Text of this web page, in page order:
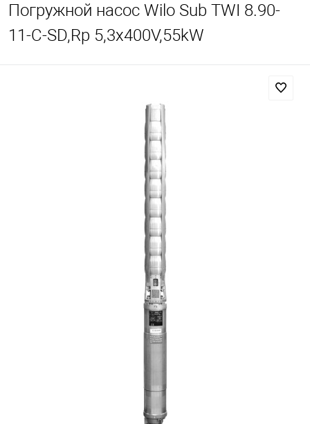
Погружной насос Wilo Sub TWI 8.90-
11-C-SD,Rp 5,3x400V,55kW